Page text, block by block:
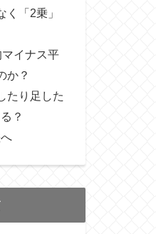
「2乗」
イナス平
か？
たり足した
？